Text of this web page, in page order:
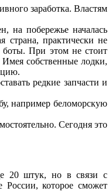
заработка. Властям
на побережье началась
страна, практически не
боты. При этом не стоит
собственные лодки,
редкие запчасти и
например беломорскую
Сегодня это
20 штук, но в связи с
России, которое сможет